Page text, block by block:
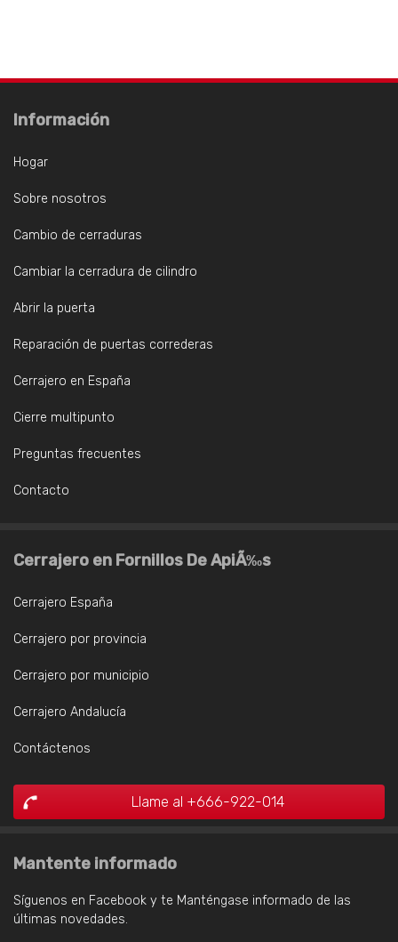
Información
Hogar
Sobre nosotros
Cambio de cerraduras
Cambiar la cerradura de cilindro
Abrir la puerta
Reparación de puertas correderas
Cerrajero en España
Cierre multipunto
Preguntas frecuentes
Contacto
Cerrajero en Fornillos De ApiÃ‰s
Cerrajero España
Cerrajero por provincia
Cerrajero por municipio
Cerrajero Andalucía
Contáctenos
Llame al +666-922-014
Mantente informado
Síguenos en Facebook y te Manténgase informado de las
últimas novedades.